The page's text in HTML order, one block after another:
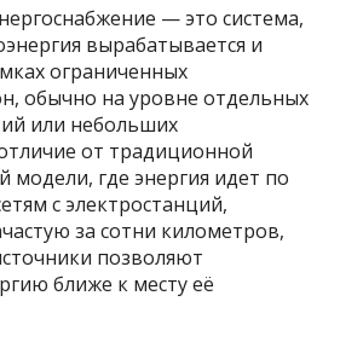
— это система,
вырабатывается и
ограниченных
обычно на уровне отдельных
или небольших
от традиционной
модели, где энергия идет по
с электростанций,
за сотни километров,
позволяют
ближе к месту её